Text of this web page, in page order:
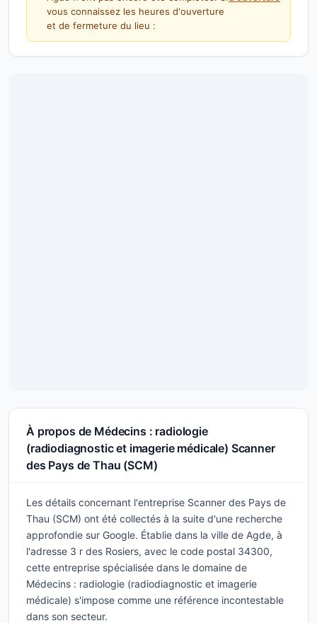
vous connaissez les heures d'ouverture
et de fermeture du lieu :
À propos de Médecins : radiologie
(radiodiagnostic et imagerie médicale) Scanner
des Pays de Thau (SCM)
Les détails concernant l'entreprise Scanner des Pays de
Thau (SCM) ont été collectés à la suite d'une recherche
approfondie sur Google. Établie dans la ville de Agde, à
l'adresse 3 r des Rosiers, avec le code postal 34300,
cette entreprise spécialisée dans le domaine de
Médecins : radiologie (radiodiagnostic et imagerie
médicale) s'impose comme une référence incontestable
dans son secteur.